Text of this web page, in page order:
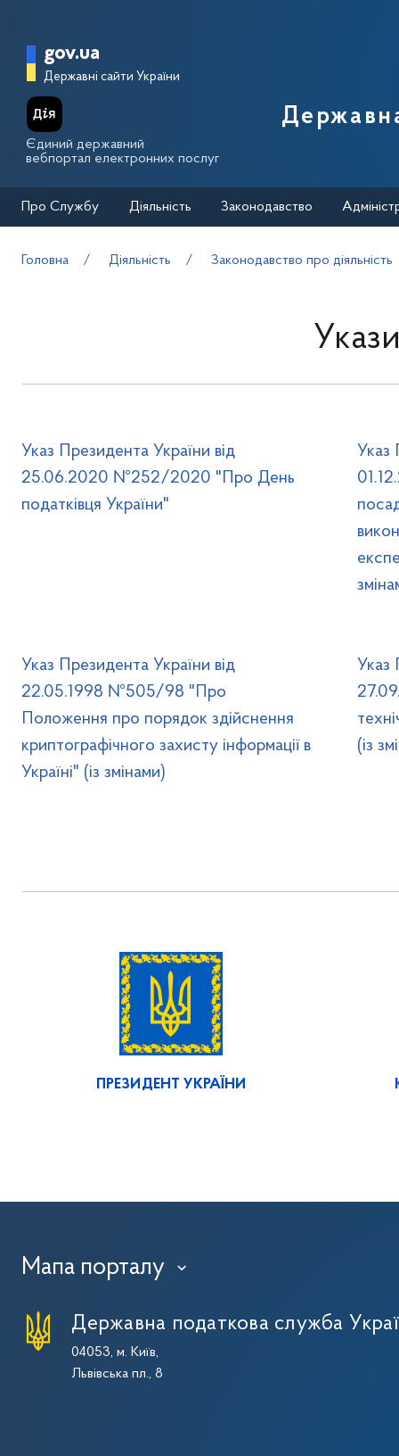
Головна сторінка Державної
gov.ua
Державні сайти України
Єдиний державний
вебпортал електронних послуг
Про Службу Діяльність Законодавство
Головна Діяльність Законодавство про діяльність
Указ Президента України від
25.06.2020 №252/2020 "Про День
податківця України"
Указ
Указ Президента України від
22.05.1998 №505/98 "Про
Положення про порядок здійснення
криптографічного захисту інформації в
Україні" (із змінами)
Указ
(із
ПРЕЗИДЕНТ УКРАЇНИ
Мапа порталу ›
Державна податкова служба
04053, м. Київ,
Львівська пл., 8